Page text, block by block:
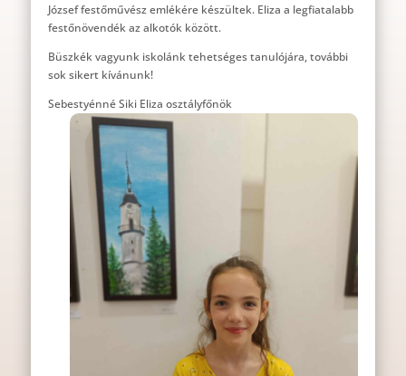
József festőművész emlékére készültek. Eliza a legfiatalabb
festőnövendék az alkotók között.
Büszkék vagyunk iskolánk tehetséges tanulójára, további
sok sikert kívánunk!
Sebestyénné Siki Eliza osztályfőnök